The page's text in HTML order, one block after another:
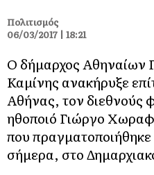
Πολιτισμός
06/03/2017 | 18:21
Ο δήμαρχος Αθηναίων
Καμίνης ανακήρυξε
Αθήνας, τον διεθνούς
ηθοποιό Γιώργο
που πραγματοποιήθηκε
σήμερα, στο